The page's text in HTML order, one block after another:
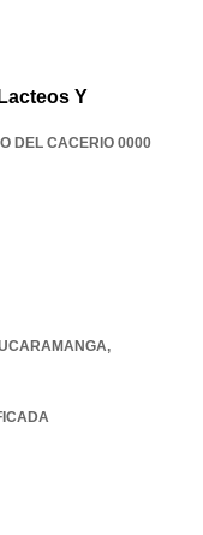
Y
DEL CACERIO 0000
,